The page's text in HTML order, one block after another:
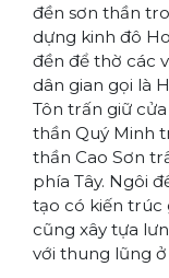
đền sơn thần
dựng kinh đô
đền để thờ các
dân gian gọi là
Tôn trấn giữ
thần Quý Minh
thần Cao Sơn
phía Tây. Ngôi
tạo có kiến trúc
cũng xây tựa
với thung lũng